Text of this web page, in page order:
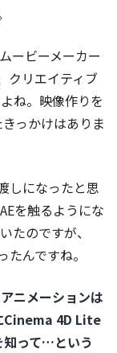
ービーメーカー
クリエイティブ
ね。映像作りを
っかけはありま
しになったと思
を触るようにな
たのですが、
んですね。
ニメーションは
Cinema 4D Lite
知って…という